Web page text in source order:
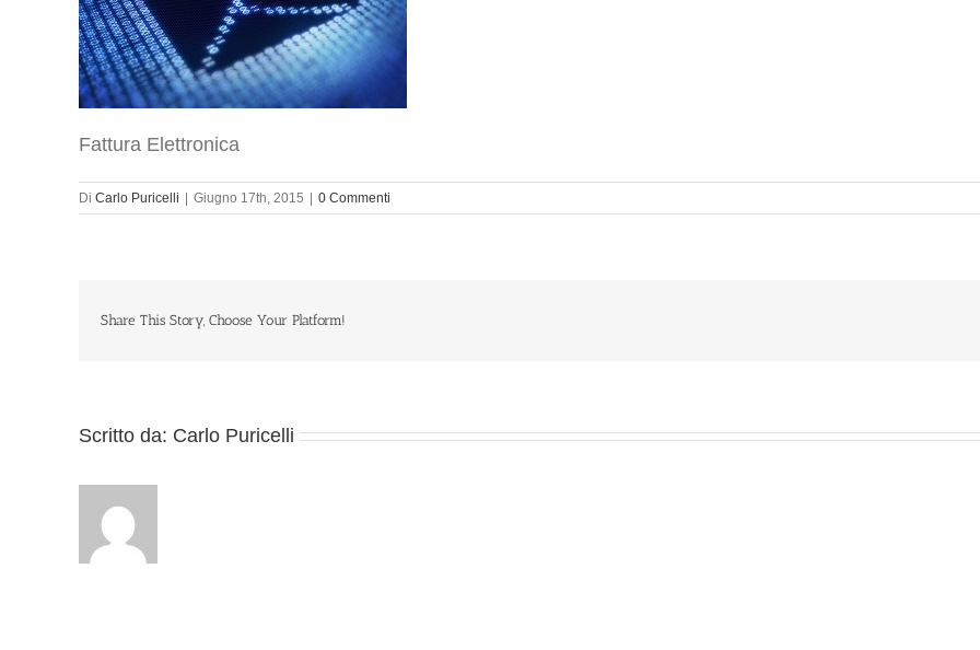
Fattura Elettronica
Di Carlo Puricelli Giugno 17th, 2015 0 Commenti
Share This Story, Choose Your Platform!
Scritto da: Carlo Puricelli